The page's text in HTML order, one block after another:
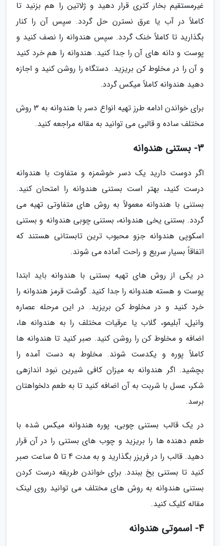
غیرمستقیم بخار کتری قرار دهید و ژلاتین را هم بزنید تا
کاملاً در آب یا عرق نسترن حل گردد. سپس آن را کنار
بگذارید تا کاملاً خنک گردد. سپس هندوانه را نصف کنید و
پوست و دانه های آن را جدا کنید. هندوانه را هم خرد کنید
و آن را در مخلوط کن بریزید. دستگاه را روشن کنید و اجازه
دهید هندوانه کاملاً میکس گردد.
برای خواندن ادامه طرز تهیه انواع دسر با هندوانه به 3 روش
مختلف ساده و قالبی می توانید به مقاله مراجعه کنید.
3- بستنی هندوانه
اگر دوست دارید یک دسر خوشمزه و متفاوت با هندوانه
درست کنید، بهتر است بستنی هندوانه را امتحان کنید.
بستنی با هندوانه معمولاً به روش های متفاوتی تهیه می
گردد. بستنی یخی هندوانه، بستنی چوبی هندوانه و بستنی
اسکوپی هندوانه جزو محبوب ترین تابستانی هستند که
اتفاقاً بسیار سریع و راحت آماده می شوند.
در یکی از روش های تهیه بستنی با هندوانه باید ابتدا
پوست و هسته هندوانه را جدا کنید. گوشت قرمز هندوانه را
خرد کنید و در مخلوط کن بریزید. در این مرحله عصاره
وانیل، آبلیمو، گلاب یا عرقیات مختلف را به هندوانه ها،
اضافه و مخلوط کن را روشن کنید. صبر کنید تا هندوانه ها
کاملاً پوره و یکدست شوند. مخلوط به دست آمده را
بچشید. اگر هندوانه به میزان کافی شیرین نبود اندازهی
شکر، عسل با شربت به آن اضافه کنید تا به طعم دلخواهتان
برسد.
در یک قالب بستنی چوبی، پوره هندوانه میکس شده با
طعم دهنده ها را بریزید و چوب های بستنی را در آن قرار
دهید. قالب را در فریزر بگذارید و به مدت 4 تا 5 ساعت صبر
کنید تا بستنی یخ ببندد. برای خواندن طریقه درست کردن
بستنی هندوانه به روش های مختلف می توانید روی لینک
مقاله کلیک کنید.
4- اسموتی هندوانه